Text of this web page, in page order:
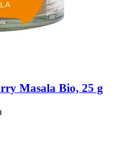
Masala Bio, 25 g